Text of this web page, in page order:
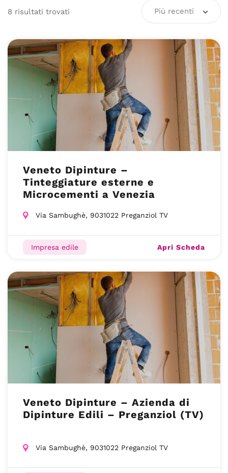
8 risultati trovati Più recenti
Veneto Dipinture –
Tinteggiature esterne e
Microcementi a Venezia
Via Sambughè, 9031022 Preganziol TV
Impresa edile Apri Scheda
Veneto Dipinture – Azienda di
Dipinture Edili – Preganziol (TV)
Via Sambughè, 9031022 Preganziol TV